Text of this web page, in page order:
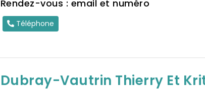
Rendez-vous : email et numéro
Téléphone
Dubray-Vautrin Thierry Et